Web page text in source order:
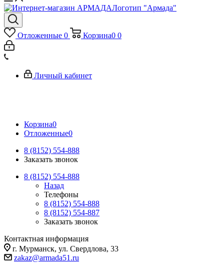
Логотип "Армада"
Отложенные 0 Корзина0 0
Личный кабинет
Корзина0
Отложенные0
8 (8152) 554-888
Заказать звонок
8 (8152) 554-888
Назад
Телефоны
8 (8152) 554-888
8 (8152) 554-887
Заказать звонок
Контактная информация
г. Мурманск, ул. Свердлова, 33
zakaz@armada51.ru